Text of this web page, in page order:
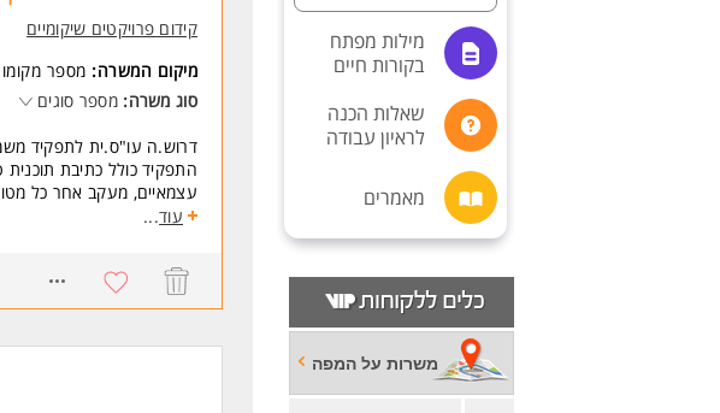
מילות מפתח
בקורות חיים
שאלות הכנה
לראיון עבודה
מאמרים
משרות על המפה
קידום פרויקטים שיקומיים
מיקום המשרה: מספר
סוג משרה: מספר סוגים
דרוש.ה עו"ס.ית לתפקיד
התפקיד כולל כתיבת
עצמאיים, מעקב אחר כל
תנאים מעולים!
שעות נוחות וגמישות
אופציה לעבודה היברידית!
אפשרות לקבלת סבסוד
עוד...